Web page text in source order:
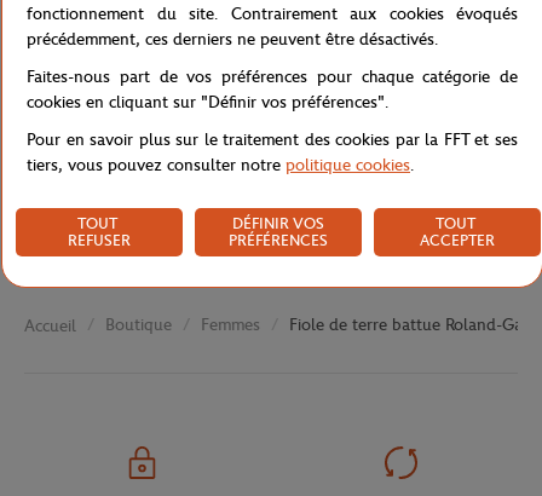
Caractéristiques
Livraison et retours
Accueil Boutique Femmes Fiole de terre battue Roland-
fonctionnement du site. Contrairement aux cookies évoqués
précédemment, ces derniers ne peuvent être désactivés.
Faites-nous part de vos préférences pour chaque catégorie de
cookies en cliquant sur "Définir vos préférences".
Pour en savoir plus sur le traitement des cookies par la FFT et ses
tiers, vous pouvez consulter notre politique cookies.
TOUT
REFUSER
DÉFINIR VOS
PRÉFÉRENCES
TOUT
ACCEPTER